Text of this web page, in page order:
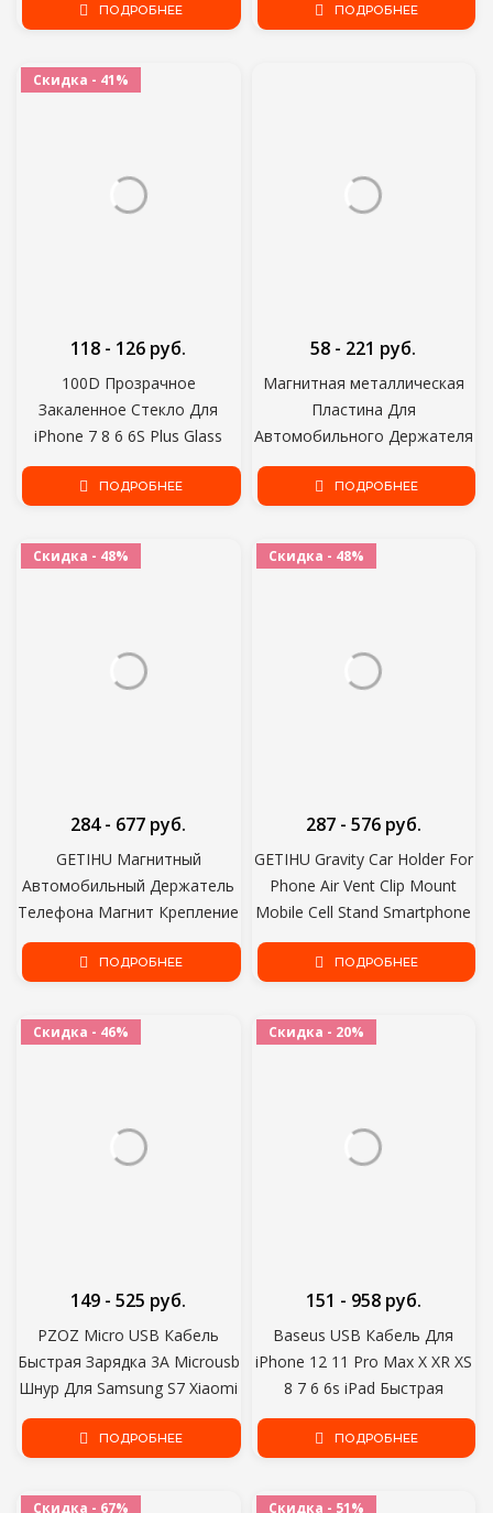
Snapdragon 732G 120Hz
ПОДРОБНЕЕ
Pro Max Защитное Стекло
ПОДРОБНЕЕ
Скидка - 41%
100D Прозрачное
Закаленное Стекло Для
iPhone 7 8 6 6S Plus Glass
Screen Protector На iPhone 5
5C 5S SE 2020 Стеклянная
118 - 126 руб.
ПОДРОБНЕЕ
Магнитная металлическая
Пластина Для
Автомобильного Держателя
Телефона Универсальный
Железный Лист Диск
Мобильного Телефона
Магнит Подставка Для
58 - 221 руб.
ПОДРОБНЕЕ
Скидка - 48%
GETIHU Магнитный
Автомобильный Держатель
Телефона Магнит Крепление
Мобильного Сотового
Телефона Подставка
iPhone Xiaomi MI Huawei
Samsung LG
284 - 677 руб.
ПОДРОБНЕЕ
Скидка - 48%
GETIHU Gravity Car Holder For
Phone Air Vent Clip Mount
Mobile Cell Stand Smartphone
GPS Support For iPhone 12 11
XS X XR Xiaomi
287 - 576 руб.
ПОДРОБНЕЕ
Скидка - 46%
PZOZ Micro USB Кабель
Быстрая Зарядка 3A Microusb
Шнур Для Samsung S7 Xiaomi
Redmi Note 5 Pro Android
Телефонный кабель Micro
149 - 525 руб.
ПОДРОБНЕЕ
Скидка - 20%
Baseus USB Кабель Для
iPhone 12 11 Pro Max X XR XS
8 7 6 6s iPad Быстрая
Зарядка Данных Зарядное
Устройство USB Провод
Кабели 5 м
151 - 958 руб.
ПОДРОБНЕЕ
Скидка - 67% Скидка - 51%